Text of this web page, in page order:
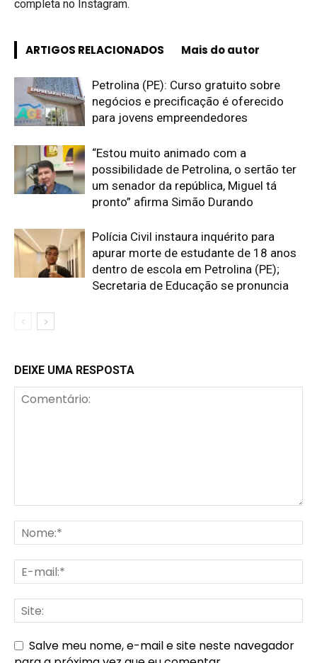
completa no Instagram.
ARTIGOS RELACIONADOS Mais do autor
Petrolina (PE): Curso gratuito sobre
negócios e precificação é oferecido
para jovens empreendedores
“Estou muito animado com a
possibilidade de Petrolina, o sertão ter
um senador da república, Miguel tá
pronto” afirma Simão Durando
Polícia Civil instaura inquérito para
apurar morte de estudante de 18 anos
dentro de escola em Petrolina (PE);
Secretaria de Educação se pronuncia
DEIXE UMA RESPOSTA
Salve meu nome, e-mail e site neste navegador